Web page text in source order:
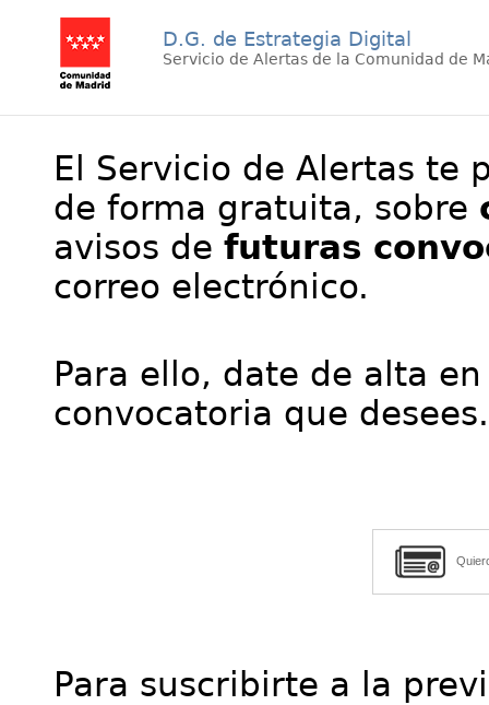
D.G. de Estrategia Digital
Servicio de Alertas de la Comunidad de
El Servicio de Alertas te
de forma gratuita, sobre
avisos de futuras
correo electrónico.
Para ello, date de alta
convocatoria que desees.
Para suscribirte a la